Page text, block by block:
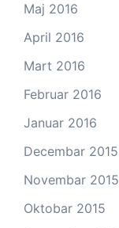
Maj 2016
April 2016
Mart 2016
Februar 2016
Januar 2016
Decembar 2015
Novembar 2015
Oktobar 2015